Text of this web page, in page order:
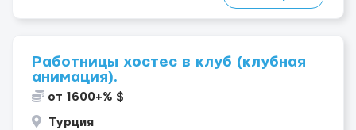
Работницы хостес в клуб (клубная
анимация).
от 1600+% $
Турция